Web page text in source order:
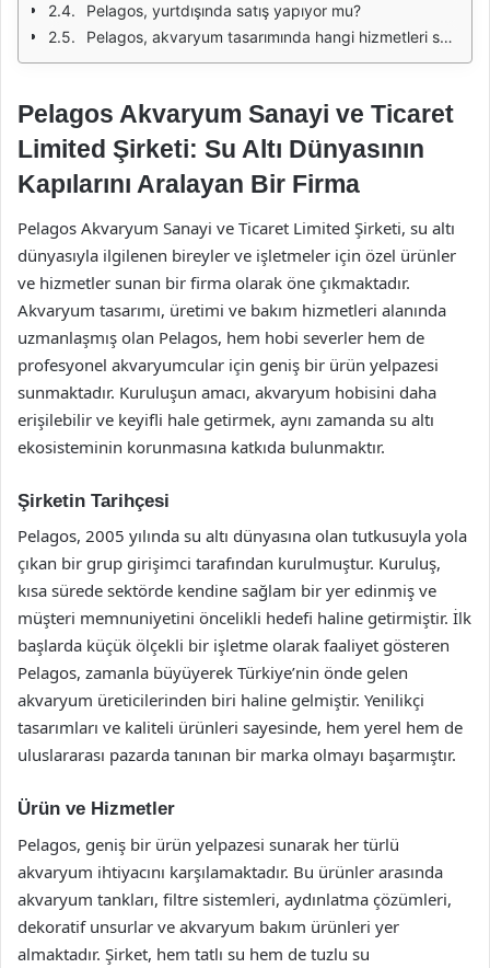
Pelagos, yurtdışında satış yapıyor mu?
Pelagos, akvaryum tasarımında hangi hizmetleri sunmaktadır?
Pelagos Akvaryum Sanayi ve Ticaret
Limited Şirketi: Su Altı Dünyasının
Kapılarını Aralayan Bir Firma
Pelagos Akvaryum Sanayi ve Ticaret Limited Şirketi, su altı
dünyasıyla ilgilenen bireyler ve işletmeler için özel ürünler
ve hizmetler sunan bir firma olarak öne çıkmaktadır.
Akvaryum tasarımı, üretimi ve bakım hizmetleri alanında
uzmanlaşmış olan Pelagos, hem hobi severler hem de
profesyonel akvaryumcular için geniş bir ürün yelpazesi
sunmaktadır. Kuruluşun amacı, akvaryum hobisini daha
erişilebilir ve keyifli hale getirmek, aynı zamanda su altı
ekosisteminin korunmasına katkıda bulunmaktır.
Şirketin Tarihçesi
Pelagos, 2005 yılında su altı dünyasına olan tutkusuyla yola
çıkan bir grup girişimci tarafından kurulmuştur. Kuruluş,
kısa sürede sektörde kendine sağlam bir yer edinmiş ve
müşteri memnuniyetini öncelikli hedefi haline getirmiştir. İlk
başlarda küçük ölçekli bir işletme olarak faaliyet gösteren
Pelagos, zamanla büyüyerek Türkiye’nin önde gelen
akvaryum üreticilerinden biri haline gelmiştir. Yenilikçi
tasarımları ve kaliteli ürünleri sayesinde, hem yerel hem de
uluslararası pazarda tanınan bir marka olmayı başarmıştır.
Ürün ve Hizmetler
Pelagos, geniş bir ürün yelpazesi sunarak her türlü
akvaryum ihtiyacını karşılamaktadır. Bu ürünler arasında
akvaryum tankları, filtre sistemleri, aydınlatma çözümleri,
dekoratif unsurlar ve akvaryum bakım ürünleri yer
almaktadır. Şirket, hem tatlı su hem de tuzlu su